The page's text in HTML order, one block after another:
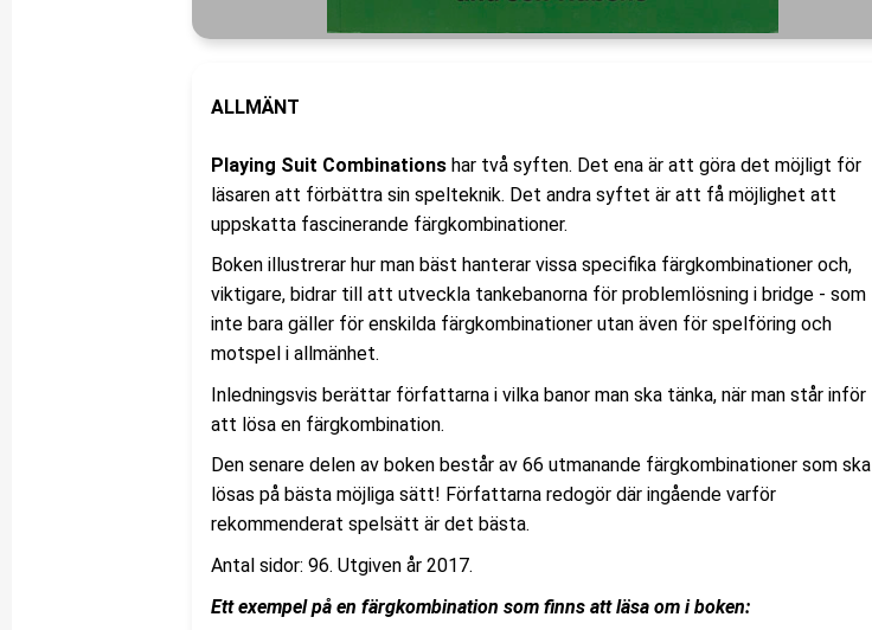
ALLMÄNT
Playing Suit Combinations har två syften. Det ena är att göra det möjligt för
läsaren att förbättra sin spelteknik. Det andra syftet är att få möjlighet att
uppskatta fascinerande färgkombinationer.
Boken illustrerar hur man bäst hanterar vissa specifika färgkombinationer och,
viktigare, bidrar till att utveckla tankebanorna för problemlösning i bridge - som
inte bara gäller för enskilda färgkombinationer utan även för spelföring och
motspel i allmänhet.
Inledningsvis berättar författarna i vilka banor man ska tänka, när man står inför
att lösa en färgkombination.
Den senare delen av boken består av 66 utmanande färgkombinationer som ska
lösas på bästa möjliga sätt! Författarna redogör där ingående varför
rekommenderat spelsätt är det bästa.
Antal sidor: 96. Utgiven år 2017.
Ett exempel på en färgkombination som finns att läsa om i boken: